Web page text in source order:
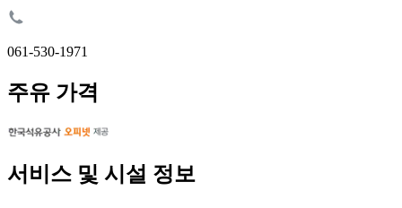
061-530-1971
주유 가격
서비스 및 시설 정보